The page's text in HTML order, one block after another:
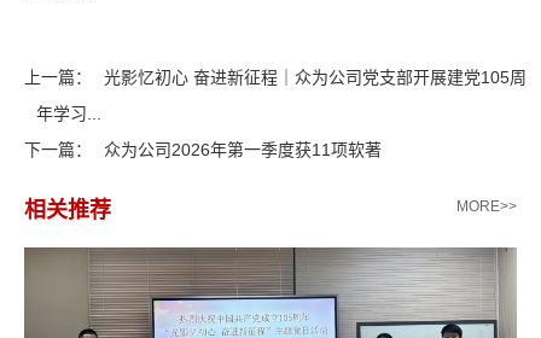
上一篇：
光影忆初心 奋进新征程｜众为公司党支部开展建党105周
年学习...
下一篇：
众为公司2026年第一季度获11项软著
相关推荐 MORE>>